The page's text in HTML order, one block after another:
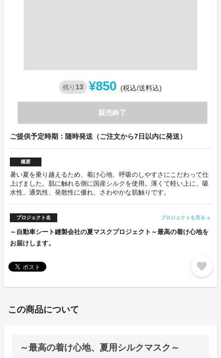
残り 13 ¥850 (税込/送料込)
販売終了
ご提供予定時期：随時発送（ご注文から7日以内に発送）
概要
暑い夏を乗り越えるため、着け心地、呼吸のしやすさにこだわって仕
上げました。肌に触れる側に国産シルクを使用。薄くて軽い上に、吸
水性、通気性、発散性に優れ、さわやかな肌触りです。
プロジェクト名 プロジェクトを見る arrow_forward
～自動車シート縫製会社の夏マスクプロジェクト～最高の着け心地を
お届けします。
favorite
この商品について
～最高の着け心地、夏用シルクマスク～